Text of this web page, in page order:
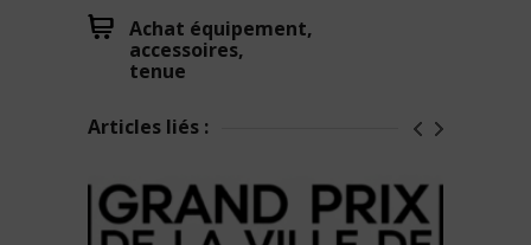
+
Achat équipement,
accessoires,
tenue
Articles liés :